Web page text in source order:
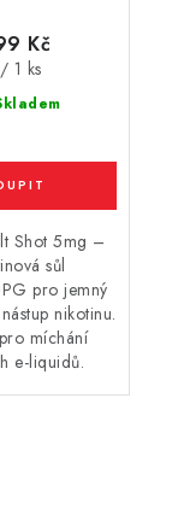
Kč
1 ks
Shot 5mg –
sůl
pro jemný
nikotinu.
míchání
e-liquidů.